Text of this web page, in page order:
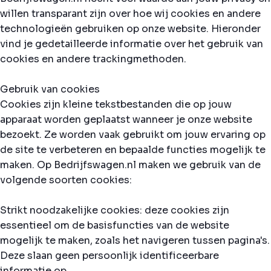
willen transparant zijn over hoe wij cookies en andere
technologieën gebruiken op onze website. Hieronder
vind je gedetailleerde informatie over het gebruik van
cookies en andere trackingmethoden.
Gebruik van cookies
Cookies zijn kleine tekstbestanden die op jouw
apparaat worden geplaatst wanneer je onze website
bezoekt. Ze worden vaak gebruikt om jouw ervaring op
de site te verbeteren en bepaalde functies mogelijk te
maken. Op Bedrijfswagen.nl maken we gebruik van de
volgende soorten cookies:
Strikt noodzakelijke cookies: deze cookies zijn
essentieel om de basisfuncties van de website
mogelijk te maken, zoals het navigeren tussen pagina's.
Deze slaan geen persoonlijk identificeerbare